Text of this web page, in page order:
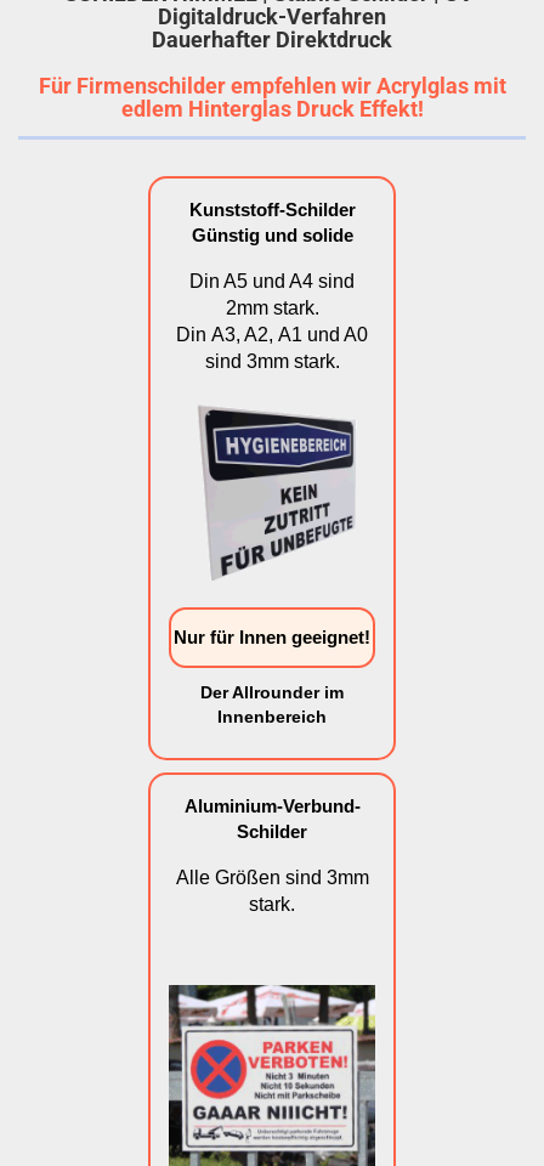
Digitaldruck-Verfahren
Dauerhafter Direktdruck
Für Firmenschilder empfehlen wir Acrylglas mit
edlem Hinterglas Druck Effekt!
Kunststoff-Schilder
Günstig und solide
Din A5 und A4 sind
2mm stark.
Din A3, A2, A1 und A0
sind 3mm stark.
Nur für Innen geeignet!
Der Allrounder im
Innenbereich
Aluminium-Verbund-
Schilder
Alle Größen sind 3mm
stark.